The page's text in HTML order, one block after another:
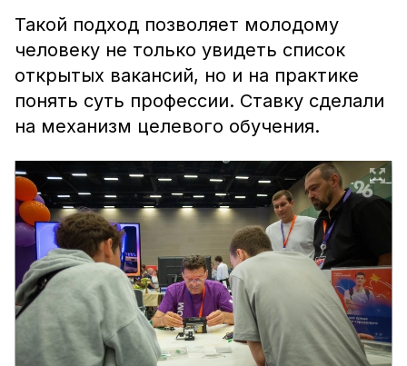
Такой подход позволяет молодому
человеку не только увидеть список
открытых вакансий, но и на практике
понять суть профессии. Ставку сделали
на механизм целевого обучения.